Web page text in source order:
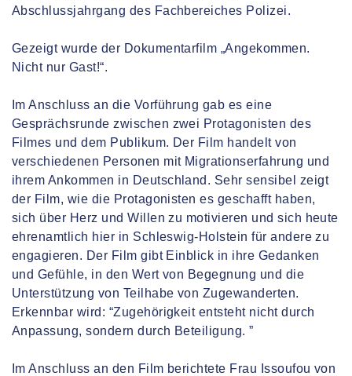
Abschlussjahrgang des Fachbereiches Polizei.
Gezeigt wurde der Dokumentarfilm „Angekommen.
Nicht nur Gast!“.
Im Anschluss an die Vorführung gab es eine
Gesprächsrunde zwischen zwei Protagonisten des
Filmes und dem Publikum. Der Film handelt von
verschiedenen Personen mit Migrationserfahrung und
ihrem Ankommen in Deutschland. Sehr sensibel zeigt
der Film, wie die Protagonisten es geschafft haben,
sich über Herz und Willen zu motivieren und sich heute
ehrenamtlich hier in Schleswig-Holstein für andere zu
engagieren. Der Film gibt Einblick in ihre Gedanken
und Gefühle, in den Wert von Begegnung und die
Unterstützung von Teilhabe von Zugewanderten.
Erkennbar wird: “Zugehörigkeit entsteht nicht durch
Anpassung, sondern durch Beteiligung. ”
Im Anschluss an den Film berichtete Frau Issoufou von